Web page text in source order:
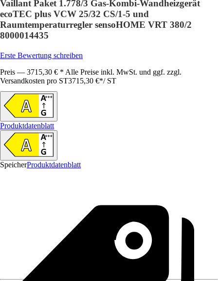
Vaillant Paket 1.778/3 Gas-Kombi-Wandheizgerät
ecoTEC plus VCW 25/32 CS/1-5 und
Raumtemperaturregler sensoHOME VRT 380/2
8000014435
Erste Bewertung schreiben
Preis — 3715,30 € * Alle Preise inkl. MwSt. und ggf. zzgl.
Versandkosten pro ST3715,30 €*/ ST
Produktdatenblatt
SpeicherProduktdatenblatt